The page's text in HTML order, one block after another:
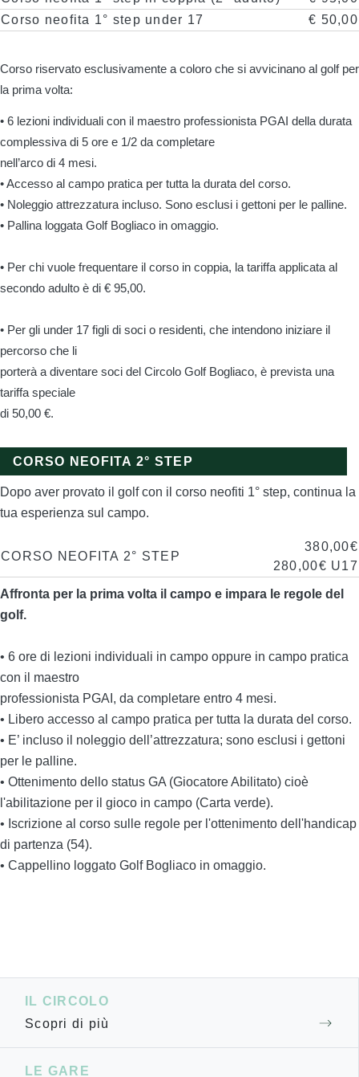
Corso neofita 1° step under 17
€ 50,00
Corso riservato esclusivamente a coloro che si avvicinano al golf per
la prima volta:
• 6 lezioni individuali con il maestro professionista PGAI della durata
complessiva di 5 ore e 1/2 da completare
nell’arco di 4 mesi.
• Accesso al campo pratica per tutta la durata del corso.
• Noleggio attrezzatura incluso. Sono esclusi i gettoni per le palline.
• Pallina loggata Golf Bogliaco in omaggio.
• Per chi vuole frequentare il corso in coppia, la tariffa applicata al
secondo adulto è di € 95,00.
• Per gli under 17 figli di soci o residenti, che intendono iniziare il
percorso che li
porterà a diventare soci del Circolo Golf Bogliaco, è prevista una
tariffa speciale
di 50,00 €.
CORSO NEOFITA 2° STEP
Dopo aver provato il golf con il corso neofiti 1° step, continua la
tua esperienza sul campo.
CORSO NEOFITA 2° STEP
380,00€
280,00€ U17
Affronta per la prima volta il campo e impara le regole del
golf.
• 6 ore di lezioni individuali in campo oppure in campo pratica
con il maestro
professionista PGAI, da completare entro 4 mesi.
• Libero accesso al campo pratica per tutta la durata del corso.
• E’ incluso il noleggio dell’attrezzatura; sono esclusi i gettoni
per le palline.
• Ottenimento dello status GA (Giocatore Abilitato) cioè
l'abilitazione per il gioco in campo (Carta verde).
• Iscrizione al corso sulle regole per l'ottenimento dell'handicap
di partenza (54).
• Cappellino loggato Golf Bogliaco in omaggio.
IL CIRCOLO
Scopri di più
LE GARE